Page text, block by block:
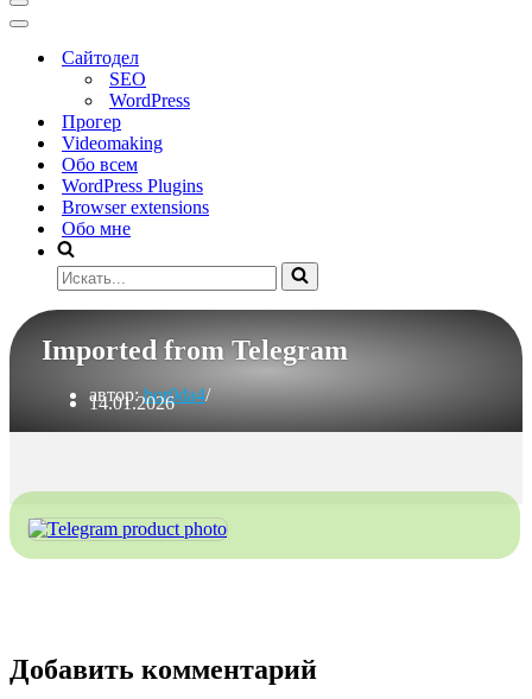
Меню
навигации
Меню
навигацииСайтодел
SEO
WordPress
Прогер
Videomaking
Обо всем
WordPress Plugins
Browser extensions
Обо мне
Искать...
Imported from Telegram
автор:bor0da4
14.01.2026
Добавить комментарий